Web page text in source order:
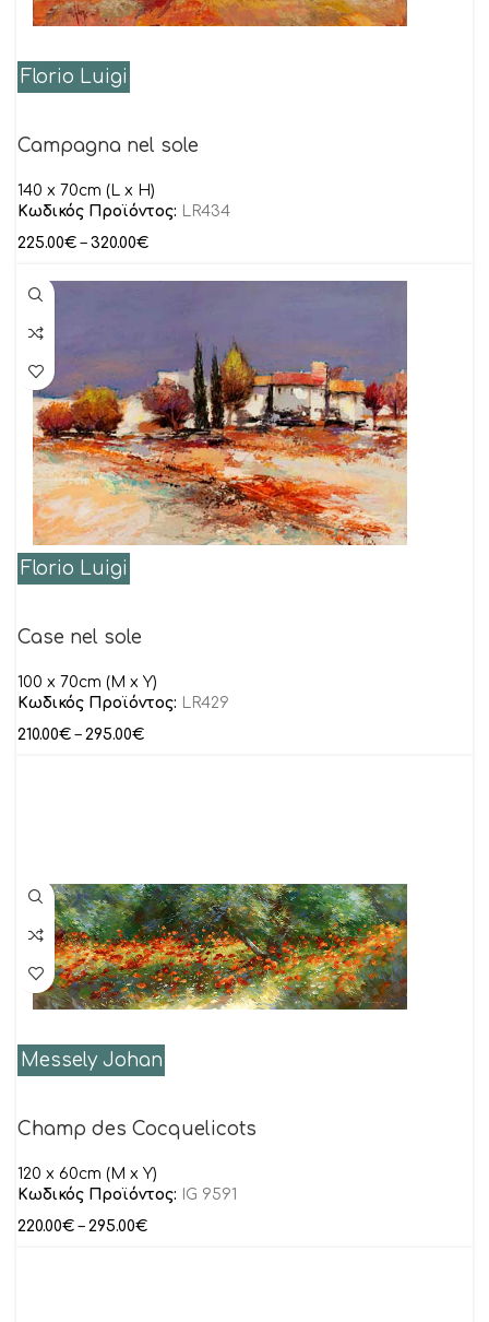
Florio Luigi
Campagna nel sole
140 x 70cm (L x H)
Κωδικός Προϊόντος: LR434
225.00€ – 320.00€
Florio Luigi
Case nel sole
100 x 70cm (M x Y)
Κωδικός Προϊόντος: LR429
210.00€ – 295.00€
Messely Johan
Champ des Cocquelicots
120 x 60cm (M x Y)
Κωδικός Προϊόντος:
IG 9591
220.00€ – 295.00€